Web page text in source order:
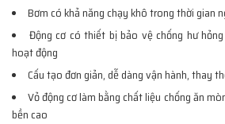
Bơm có khả năng chạy khô trong thời gian
Động cơ có thiết bị bảo vệ chống hư
hoạt động
Cấu tạo đơn giản, dễ dàng vận hành, thay
Vỏ động cơ làm bằng chất liệu chống ăn
bền cao